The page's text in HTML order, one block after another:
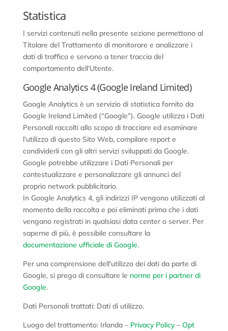
Statistica
I servizi contenuti nella presente sezione permettono al
Titolare del Trattamento di monitorare e analizzare i
dati di traffico e servono a tener traccia del
comportamento dell’Utente.
Google Analytics 4 (Google Ireland Limited)
Google Analytics è un servizio di statistica fornito da
Google Ireland Limited (“Google”). Google utilizza i Dati
Personali raccolti allo scopo di tracciare ed esaminare
l’utilizzo di questo Sito Web, compilare report e
condividerli con gli altri servizi sviluppati da Google.
Google potrebbe utilizzare i Dati Personali per
contestualizzare e personalizzare gli annunci del
proprio network pubblicitario.
In Google Analytics 4, gli indirizzi IP vengono utilizzati al
momento della raccolta e poi eliminati prima che i dati
vengano registrati in qualsiasi data center o server. Per
saperne di più, è possibile consultare la
documentazione ufficiale di Google.
Per una comprensione dell'utilizzo dei dati da parte di
Google, si prega di consultare le norme per i partner di
Google.
Dati Personali trattati: Dati di utilizzo.
Luogo del trattamento: Irlanda – Privacy Policy– Opt